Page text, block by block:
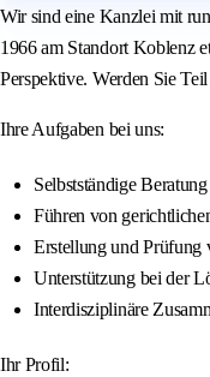
Wir sind eine Kanzlei mit
1966 am Standort Koblenz
Perspektive. Werden Sie
Ihre Aufgaben bei uns:
Selbstständige
Führen von
Erstellung und Prüfung
Unterstützung bei der
Interdisziplinäre
Ihr Profil: